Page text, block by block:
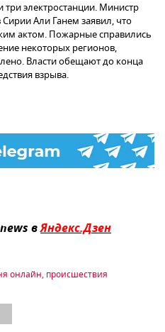
три электростанции. Министр
Али Ганем заявил, что
актом. Пожарные справились
некоторых регионов,
Власти обещают до конца
взрыва.
вЯндекс.Дзен
онлайн, происшествия